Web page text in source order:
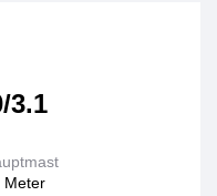
3.1
Meter